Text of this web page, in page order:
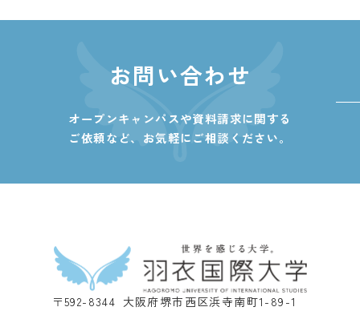
お問い合わせ
オープンキャンパスや資料請求に関する
ご依頼など、 お気軽にご相談ください。
〒592-8344 大阪府堺市西区浜寺南町1-89-1